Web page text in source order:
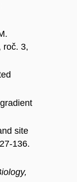
roč. 3,
site
136.